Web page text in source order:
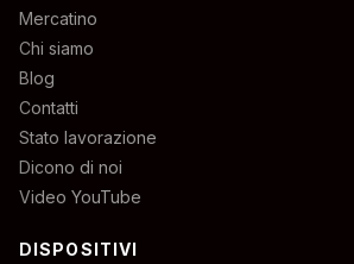
Mercatino
Chi siamo
Blog
Contatti
Stato lavorazione
Dicono di noi
Video YouTube
DISPOSITIVI